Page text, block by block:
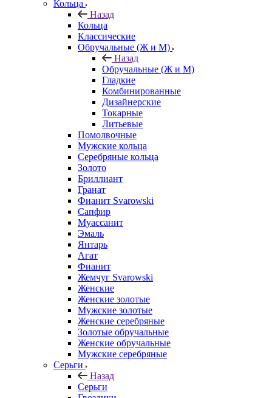
Кольца
Назад
Кольца
Классические
Обручальные (Ж и М)
Назад
Обручальные (Ж и М)
Гладкие
Комбинированные
Дизайнерские
Токарные
Литьевые
Помолвочные
Мужские кольца
Серебряные кольца
Золото
Бриллиант
Гранат
Фианит Svarowski
Сапфир
Муассанит
Эмаль
Янтарь
Агат
Фианит
Жемчуг Svarowski
Женские
Женские золотые
Мужские золотые
Женские серебряные
Золотые обручальные
Женские обручальные
Мужские серебряные
Серьги
Назад
Серьги